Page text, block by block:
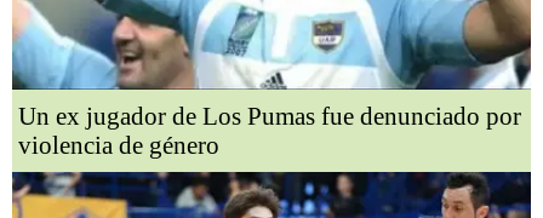
Un ex jugador de Los Pumas fue denunciado por
violencia de género